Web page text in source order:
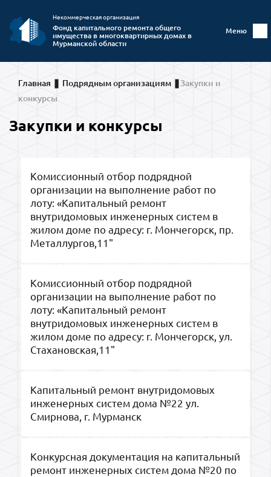
Некоммерческая организация
Фонд капитального ремонта общего
имущества в многоквартирных домах в
Мурманской области
Меню
Главная Подрядным организациям
Закупки и
конкурсы
Закупки и конкурсы
Комиссионный отбор подрядной
организации на выполнение работ по
лоту: «Капитальный ремонт
внутридомовых инженерных систем в
жилом доме по адресу: г. Мончегорск, пр.
Металлургов,11"
Комиссионный отбор подрядной
организации на выполнение работ по
лоту: «Капитальный ремонт
внутридомовых инженерных систем в
жилом доме по адресу: г. Мончегорск, ул.
Стахановская,11"
Капитальный ремонт внутридомовых
инженерных систем дома №22 ул.
Смирнова, г. Мурманск
Конкурсная документация на капитальный
ремонт инженерных систем дома №20 по